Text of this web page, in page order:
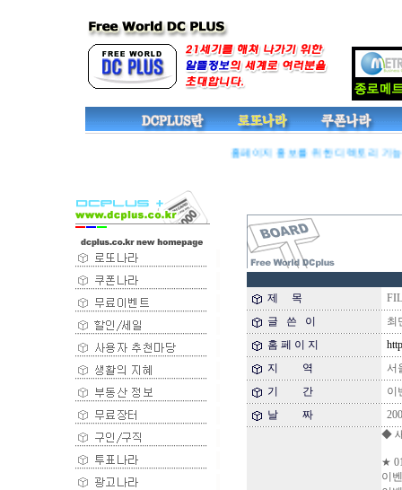
홈페이지 홍보를 위한 디렉토리 기
제 목
글 쓴 이
최
홈 페 이 지
지 역
서
기 간
이
날 짜
◆
★
이